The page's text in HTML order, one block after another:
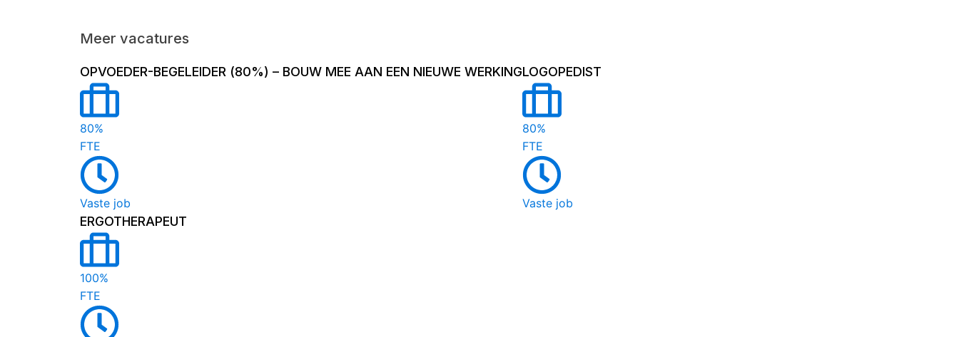
Meer vacatures
OPVOEDER-BEGELEIDER (80%) – BOUW MEE AAN EEN NIEUWE WERKING
80%
FTE
Vaste job
LOGOPEDIST
80%
FTE
Vaste job
ERGOTHERAPEUT
100%
FTE